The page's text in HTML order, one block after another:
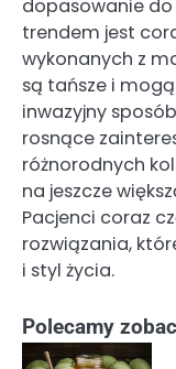
dopasowanie
trendem jest
wykonanych z
są tańsze i
inwazyjny
rosnące
różnorodnych
na jeszcze
Pacjenci coraz
rozwiązania,
i styl życia.
Polecamy